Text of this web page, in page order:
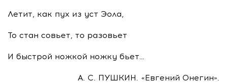
Летит, как пух из уст Эола,
То стан совьет, то разовьет
И быстрой ножкой ножку бьет…
А. С. ПУШКИН. «Евгений Онегин».